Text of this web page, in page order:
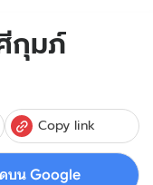
กุมภ์
Copy link
ดบน Google